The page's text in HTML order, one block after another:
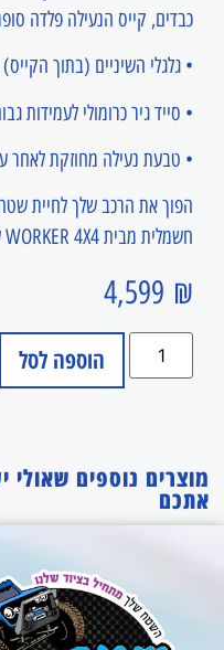
כבדים, קייס הנעילה פלדה
• גלגלי השיניים (בתוך
• סייד גיר כרומולי לעמידות
• טבעת נעילה מחוזקת לאחר
הפוך את הרכב שלך לחיית
חשמלית מבית WORKER 4X4 שמביאה אותך לכל יעד בשטח !
4,599 ₪
הוספה לסל
מוצרים נוספים שאולי
אתכם